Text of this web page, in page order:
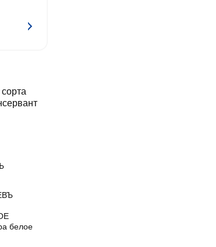
белое